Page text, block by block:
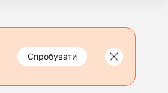
Спробувати